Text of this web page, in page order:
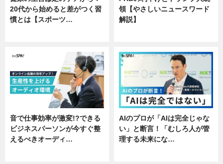
20代から始めると差がつく習
慣とは【スポーツ…
領【やさしいニュースワード
解説】
音で仕事効率が激変!?できる
ビジネスパーソンが今すぐ整
えるべきオーディ…
AIのプロが「AIは完全じゃな
い」と断言！「むしろ人が管
理する未来にな…